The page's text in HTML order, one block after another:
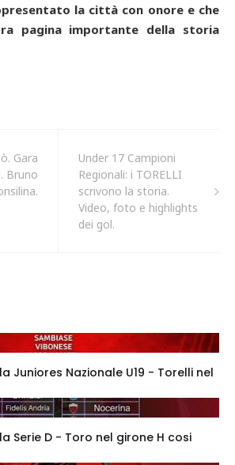
la città con onore e che
pagina importante della storia
Gara
Bruno
Under 17 Campioni
Regionali: i TORELLI
scrivono la storia.
Video, foto e highlights
dei gol.
Juniores Nazionale U19 - Torelli nel
Serie D - Toro nel girone H cosi